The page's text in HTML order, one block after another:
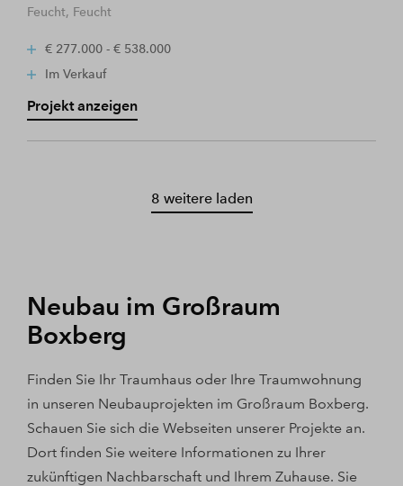
Feucht, Feucht
€ 277.000 - € 538.000
Im Verkauf
Projekt anzeigen
8 weitere laden
Neubau im Großraum
Boxberg
Finden Sie Ihr Traumhaus oder Ihre Traumwohnung
in unseren Neubauprojekten im Großraum Boxberg.
Schauen Sie sich die Webseiten unserer Projekte an.
Dort finden Sie weitere Informationen zu Ihrer
zukünftigen Nachbarschaft und Ihrem Zuhause. Sie